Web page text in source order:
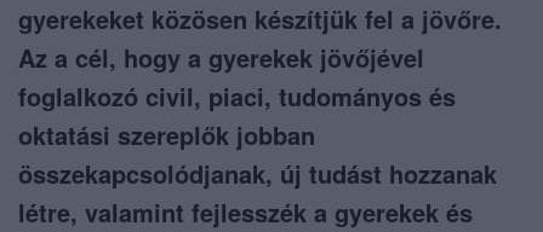
gyerekeket közösen készítjük fel a jövőre.
Az a cél, hogy a gyerekek jövőjével
foglalkozó civil, piaci, tudományos és
oktatási szereplők jobban
összekapcsolódjanak, új tudást hozzanak
létre, valamint fejlesszék a gyerekek és